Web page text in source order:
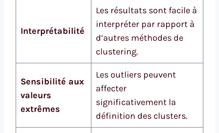
Interprétabilité
Les résultats sont facile à
interpréter par rapport à
d’autres méthodes de
clustering.
Sensibilité aux
valeurs
extrêmes
Les outliers peuvent
affecter
significativement la
définition des clusters.